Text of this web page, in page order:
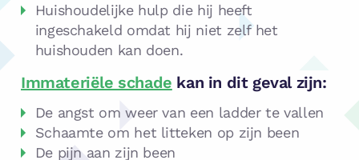
Huishoudelijke hulp die hij heeft
ingeschakeld omdat hij niet zelf het
huishouden kan doen.
Immateriële schade kan in dit geval zijn:
De angst om weer van een ladder te vallen
Schaamte om het litteken op zijn been
De pijn aan zijn been